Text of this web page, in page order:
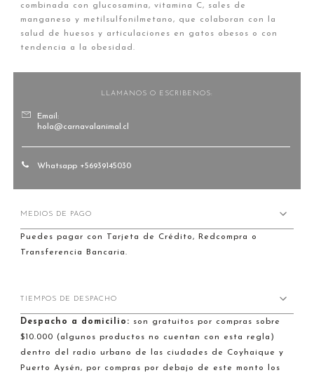
combinada con glucosamina, vitamina C, sales de
manganeso y metilsulfonilmetano, que colaboran con la
salud de huesos y articulaciones en gatos obesos o con
tendencia a la obesidad.
LLAMANOS O ESCRIBENOS:
Email:
hola@carnavalanimal.cl
Whatsapp +56939145030
MEDIOS DE PAGO
Puedes pagar con Tarjeta de Crédito, Redcompra o
Transferencia Bancaria.
TIEMPOS DE DESPACHO
Despacho a domicilio: son gratuitos por compras sobre
$10.000 (algunos productos no cuentan con esta regla)
dentro del radio urbano de las ciudades de Coyhaique y
Puerto Aysén, por compras por debajo de este monto los